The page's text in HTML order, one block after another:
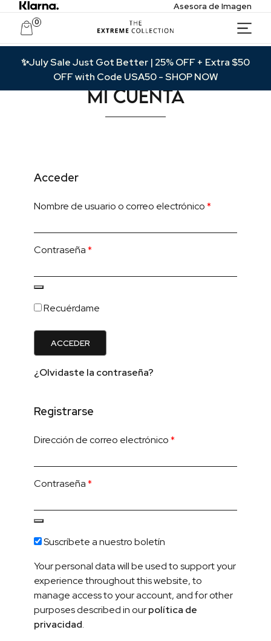
✨July Sale Just Got Better | 25% OFF + Extra $50
OFF with Code USA50- SHOP NOW
Asesora de Imagen
0
Mi cuenta
Acceder
Nombre de usuario o correo electrónico*
Contraseña*
Recuérdame
ACCEDER
¿Olvidaste la contraseña?
Registrarse
Dirección de correo electrónico*
Contraseña*
Suscríbete a nuestro boletín
Your personal data will be used to support your
experience throughout this website, to
manage access to your account, and for other
purposes described in ourpolítica de
privacidad.
Acceso Privado Exclusivo
Únete para recibir ofertas exclusivas, acceso
anticipado a nuevas colecciones y actualizaciones
VIP.
Acceder a VIP